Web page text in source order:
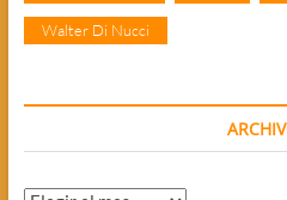
Walter Di Nucci